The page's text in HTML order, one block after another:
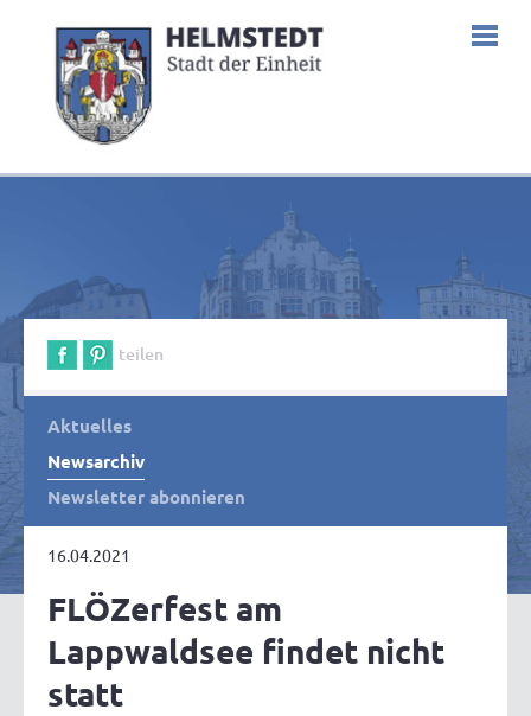
teilen
Aktuelles
Newsarchiv
Newsletter abonnieren
16.04.2021
FLÖZerfest am
Lappwaldsee findet nicht
statt